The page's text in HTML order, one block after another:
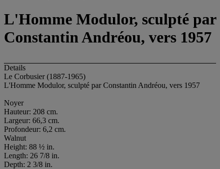
L'Homme Modulor, sculpté par
Constantin Andréou, vers 1957
Details
Le Corbusier (1887-1965)
L'Homme Modulor, sculpté par Constantin Andréou, vers 1957
Noyer
Hauteur: 208 cm.
Largeur: 66,3 cm.
Profondeur: 6,2 cm.
Walnut
Height: 88 ½ in.
Length: 26 7/8 in.
Depth: 2 3/8 in.